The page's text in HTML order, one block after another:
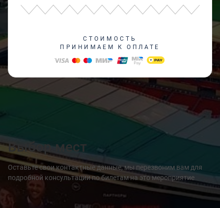
СТОИМОСТЬ
ПРИНИМАЕМ К ОПЛАТЕ
Выбор мест
Оставьте свои контактные данные, мы перезвоним вам для
подробной консультации по билетам на это мероприятие